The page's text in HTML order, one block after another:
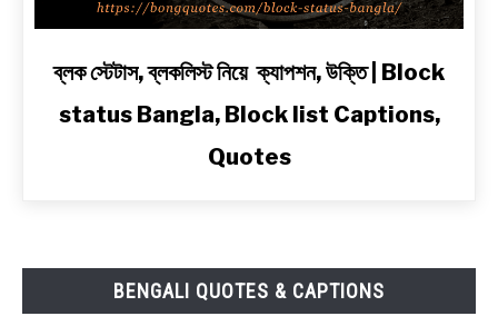
linkব্লক স্টেটাস, ব্লকলিস্ট নিয়ে ক্যাপশন, উক্তি | Block
status Bangla, Block list Captions,
Quotes
BENGALI QUOTES & CAPTIONS